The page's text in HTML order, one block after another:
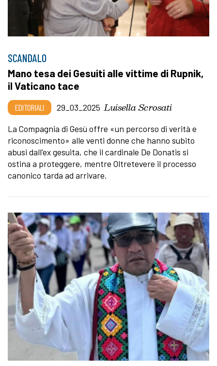
SCANDALO
Mano tesa dei Gesuiti alle vittime di Rupnik,
il Vaticano tace
EDITORIALI 29_03_2025 Luisella Scrosati
La Compagnia di Gesù offre «un percorso di verità e
riconoscimento» alle venti donne che hanno subito
abusi dall'ex gesuita, che il cardinale De Donatis si
ostina a proteggere, mentre Oltretevere il processo
canonico tarda ad arrivare.